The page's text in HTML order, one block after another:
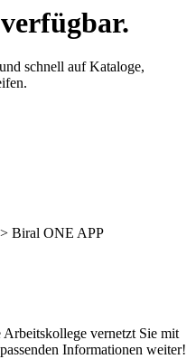
schnell auf Kataloge,
> Biral ONE APP
vernetzt Sie mit
Informationen weiter!